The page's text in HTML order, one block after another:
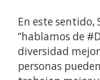
En este sentido,
“hablamos de
diversidad
personas